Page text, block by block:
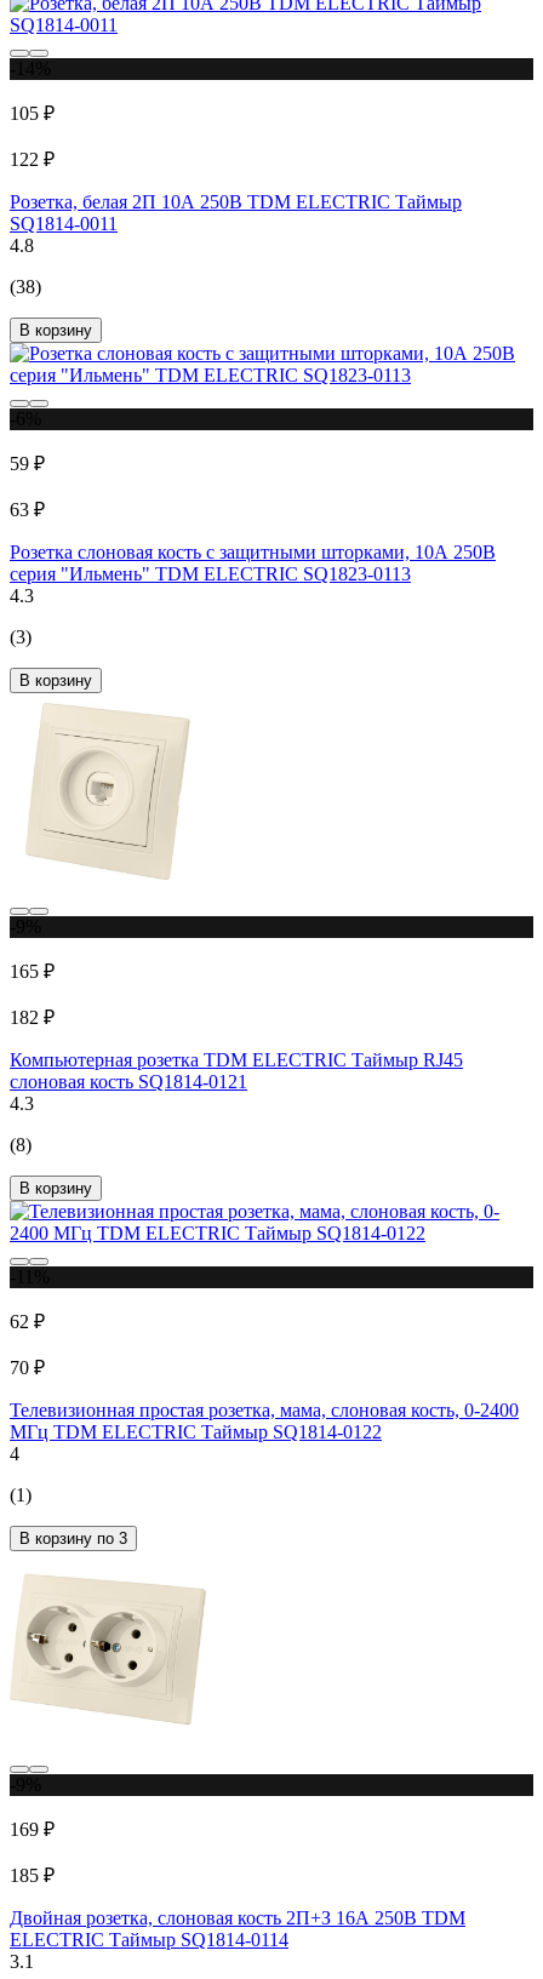
105 ₽
122 ₽
Розетка, белая 2П 10А 250В TDM ELECTRIC Таймыр
SQ1814-0011
4.8
(38)
В корзину
59 ₽
63 ₽
Розетка слоновая кость с защитными шторками, 10А 250В
серия "Ильмень" TDM ELECTRIC SQ1823-0113
4.3
(3)
В корзину
165 ₽
182 ₽
Компьютерная розетка TDM ELECTRIC Таймыр RJ45
слоновая кость SQ1814-0121
4.3
(8)
В корзину
62 ₽
70 ₽
Телевизионная простая розетка, мама, слоновая кость, 0-2400
МГц TDM ELECTRIC Таймыр SQ1814-0122
4
(1)
В корзину по 3
169 ₽
185 ₽
Двойная розетка, слоновая кость 2П+З 16А 250В TDM
ELECTRIC Таймыр SQ1814-0114
3.1